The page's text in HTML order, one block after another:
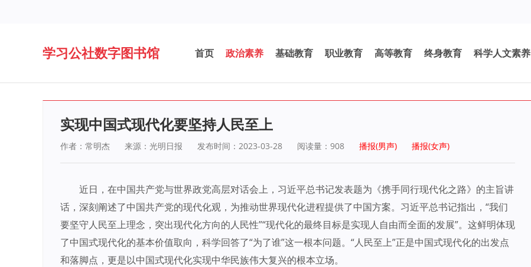
学习公社数字图书馆 首页 政治素养 基础教育 职业教育 高等教育 终身教育 科学人文素养
实现中国式现代化要坚持人民至上
作者：常明杰 来源：光明日报 发布时间：2023-03-28 阅读量： 908 播报(男声) 播报(女声)
近日，在中国共产党与世界政党高层对话会上，习近平总书记发表题为《携手同行现代化之路》的主旨讲
话，深刻阐述了中国共产党的现代化观，为推动世界现代化进程提供了中国方案。习近平总书记指出，“我们
要坚守人民至上理念，突出现代化方向的人民性”“现代化的最终目标是实现人自由而全面的发展”。这鲜明体现
了中国式现代化的基本价值取向，科学回答了“为了谁”这一根本问题。“人民至上”正是中国式现代化的出发点
和落脚点，更是以中国式现代化实现中华民族伟大复兴的根本立场。